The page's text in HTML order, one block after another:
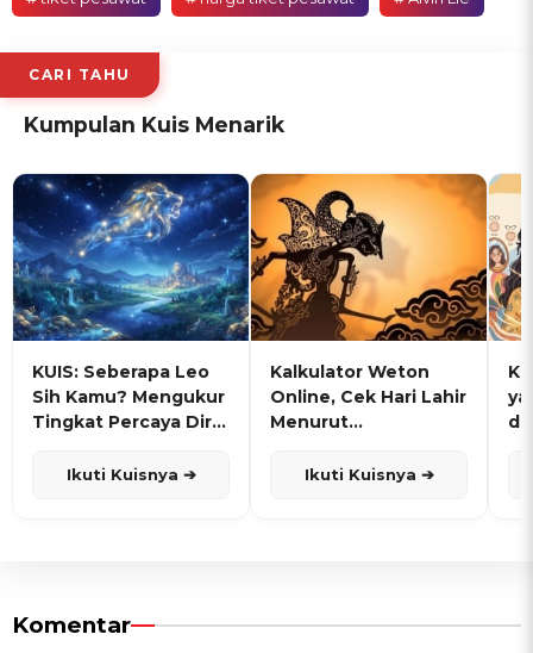
CARI TAHU
Kumpulan Kuis Menarik
KUIS: Seberapa Leo
Sih Kamu? Mengukur
Tingkat Percaya Diri
Ikuti Kuisnya ➔
Kalkulator Weton
Online, Cek Hari Lahir
Menurut
Ikuti Kuisnya ➔
Komentar